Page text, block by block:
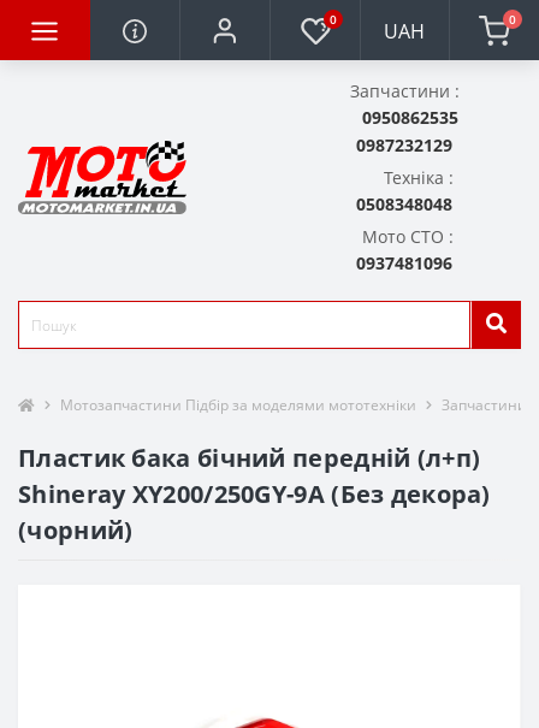
0 UAH 0
Запчастини :
0950862535
0987232129
Техніка :
0508348048
Мото СТО :
0937481096
Мотозапчастини Підбір за моделями мототехніки Запчастини
Пластик бака бічний передній (л+п)
Shineray XY200/250GY-9A (Без декора)
(чорний)